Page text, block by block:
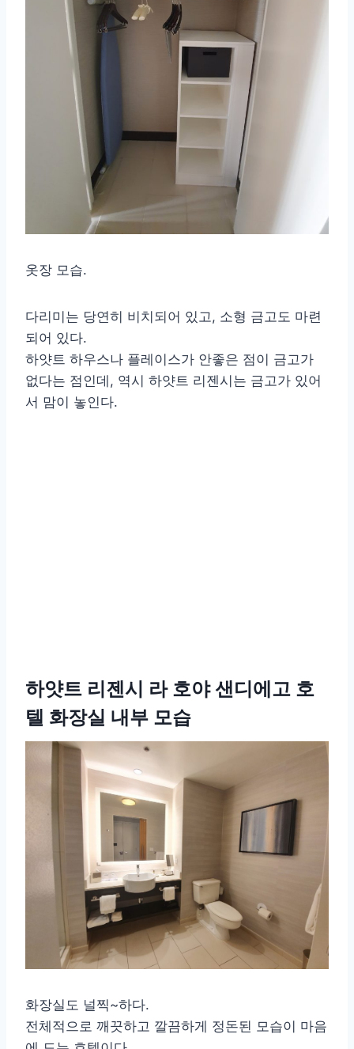
옷장 모습.
다리미는 당연히 비치되어 있고, 소형 금고도 마련
되어 있다.
하얏트 하우스나 플레이스가 안좋은 점이 금고가
없다는 점인데, 역시 하얏트 리젠시는 금고가 있어
서 맘이 놓인다.
하얏트 리젠시 라 호야 샌디에고 호
텔 화장실 내부 모습
화장실도 널찍~하다.
전체적으로 깨끗하고 깔끔하게 정돈된 모습이 마음